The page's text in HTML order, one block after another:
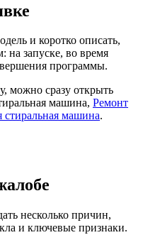
и коротко описать,
на запуске, во время
программы.
можно сразу открыть
машина, Ремонт
стиральная машина.
несколько причин,
и ключевые признаки.